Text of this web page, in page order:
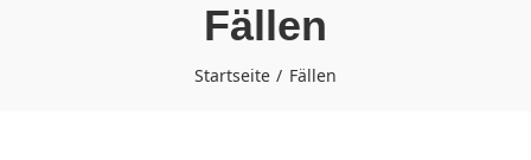
Fällen
Startseite Fällen